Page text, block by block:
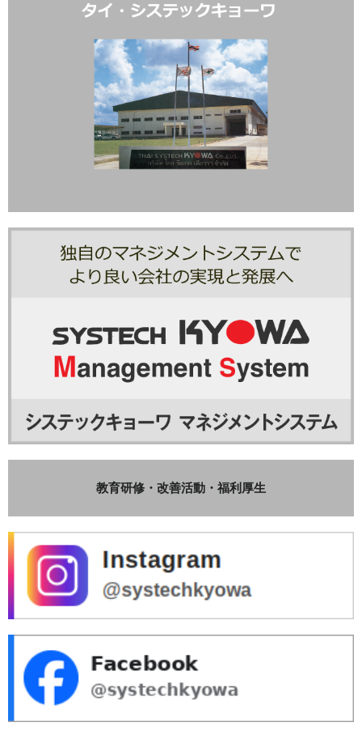
教育研修・改善活動・福利厚生